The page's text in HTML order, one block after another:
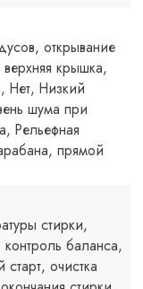
открывание
крышка,
Нет, Низкий
шума при
Рельефная
прямой
стирки,
контроль баланса,
очистка